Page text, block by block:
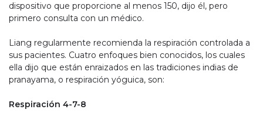
dispositivo que proporcione al menos 150, dijo él, pero
primero consulta con un médico.
Liang regularmente recomienda la respiración controlada a
sus pacientes. Cuatro enfoques bien conocidos, los cuales
ella dijo que están enraizados en las tradiciones indias de
pranayama, o respiración yóguica, son:
Respiración 4-7-8